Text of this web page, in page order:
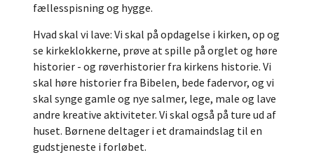
fællesspisning og hygge.
Hvad skal vi lave: Vi skal på opdagelse i kirken, op og
se kirkeklokkerne, prøve at spille på orglet og høre
historier - og røverhistorier fra kirkens historie. Vi
skal høre historier fra Bibelen, bede fadervor, og vi
skal synge gamle og nye salmer, lege, male og lave
andre kreative aktiviteter. Vi skal også på ture ud af
huset. Børnene deltager i et dramaindslag til en
gudstjeneste i forløbet.